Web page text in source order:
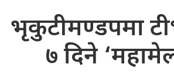
भृकुटीमण्डपमा
७ दिने